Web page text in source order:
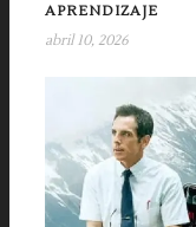
APRENDIZAJE
abril 10, 2026